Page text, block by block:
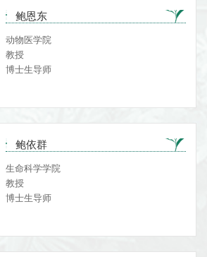
鲍恩东
动物医学院
教授
博士生导师
鲍依群
生命科学学院
教授
博士生导师